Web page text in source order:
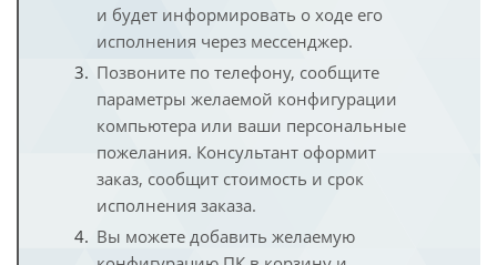
и будет информировать о ходе его
исполнения через мессенджер.
Позвоните по телефону, сообщите
параметры желаемой конфигурации
компьютера или ваши персональные
пожелания. Консультант оформит
заказ, сообщит стоимость и срок
исполнения заказа.
Вы можете добавить желаемую